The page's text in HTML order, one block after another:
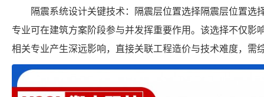
隔震系统设计关键技术：隔震层位置选择隔震层位置选
专业可在建筑方案阶段参与并发挥重要作用。该选择不仅影
相关专业产生深远影响，直接关联工程造价与技术难度，需